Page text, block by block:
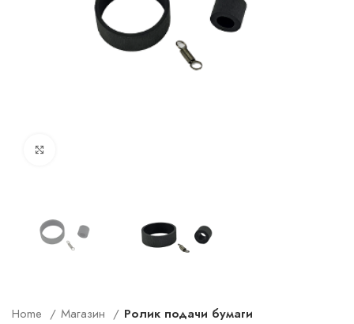
Home Магазин Ролик подачи бумаги